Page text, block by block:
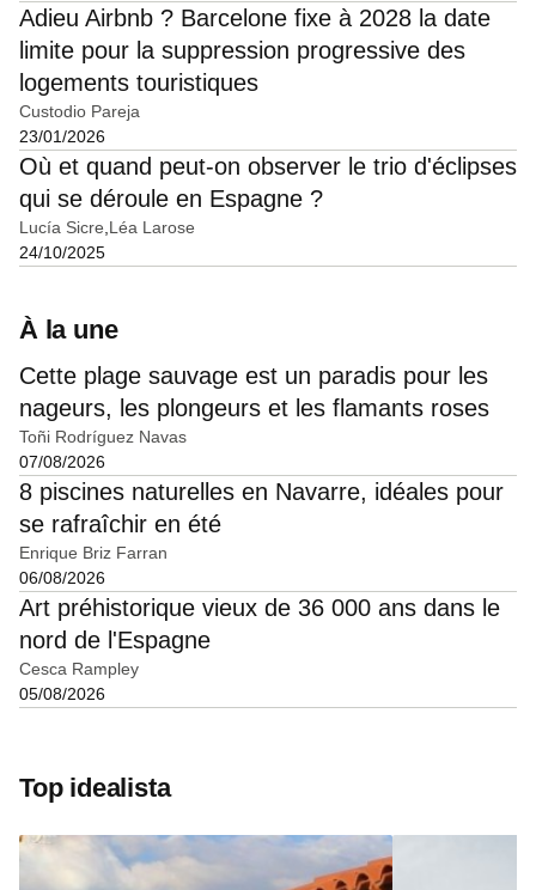
Adieu Airbnb ? Barcelone fixe à 2028 la date
limite pour la suppression progressive des
logements touristiques
Custodio Pareja
23/01/2026
Où et quand peut-on observer le trio d'éclipses
qui se déroule en Espagne ?
Lucía Sicre Léa Larose
24/10/2025
À la une
Cette plage sauvage est un paradis pour les
nageurs, les plongeurs et les flamants roses
Toñi Rodríguez Navas
07/08/2026
8 piscines naturelles en Navarre, idéales pour
se rafraîchir en été
Enrique Briz Farran
06/08/2026
Art préhistorique vieux de 36 000 ans dans le
nord de l'Espagne
Cesca Rampley
05/08/2026
Top idealista